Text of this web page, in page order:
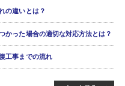
の違いとは？
かった場合の適切な対応方法とは？
工事までの流れ